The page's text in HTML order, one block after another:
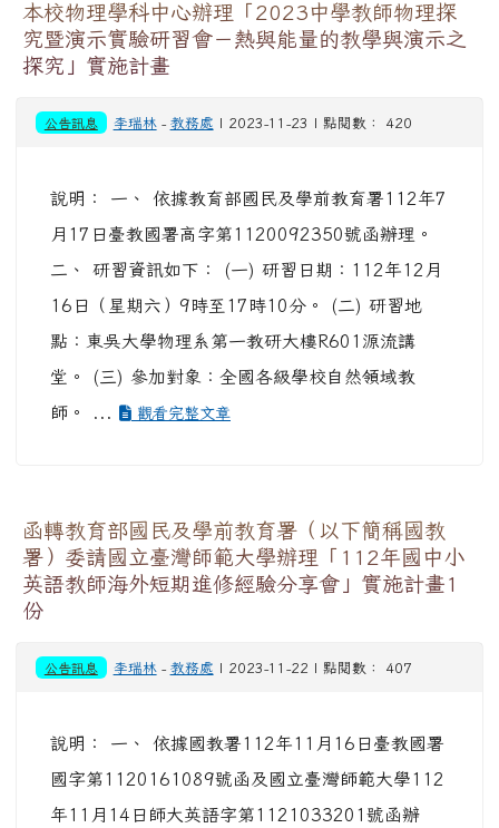
本校物理學科中心辦理「2023中學教師物理探
究暨演示實驗研習會－熱與能量的教學與演示之
探究」實施計畫
公告訊息 李瑞林- 教務處 | 2023-11-23 | 點閱數： 420
說明： 一、 依據教育部國民及學前教育署112年7
月17日臺教國署高字第1120092350號函辦理。
二、 研習資訊如下： (一) 研習日期：112年12月
16日（星期六）9時至17時10分。 (二) 研習地
點：東吳大學物理系第一教研大樓R601源流講
堂。 (三) 參加對象：全國各級學校自然領域教
師。 ...
觀看完整文章
函轉教育部國民及學前教育署（以下簡稱國教
署）委請國立臺灣師範大學辦理「112年國中小
英語教師海外短期進修經驗分享會」實施計畫1
份
公告訊息 李瑞林- 教務處 | 2023-11-22 | 點閱數： 407
說明： 一、 依據國教署112年11月16日臺教國署
國字第1120161089號函及國立臺灣師範大學112
年11月14日師大英語字第1121033201號函辦